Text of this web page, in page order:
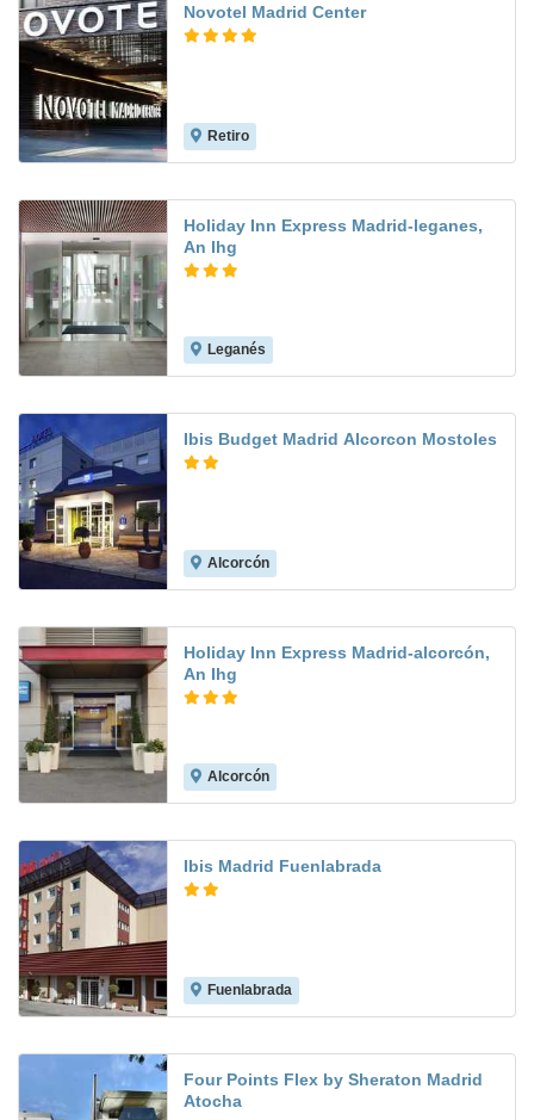
Novotel Madrid Center
Retiro
Holiday Inn Express Madrid-leganes,
An Ihg
Leganés
Ibis Budget Madrid Alcorcon Mostoles
Alcorcón
Holiday Inn Express Madrid-alcorcón,
An Ihg
Alcorcón
Ibis Madrid Fuenlabrada
Fuenlabrada
Four Points Flex by Sheraton Madrid
Atocha